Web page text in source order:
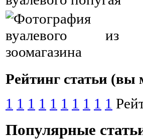
Рейтинг статьи (вы
1 1 1 1 1 1 1 1 1 1
Популярные